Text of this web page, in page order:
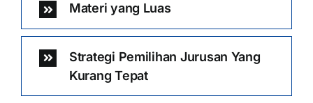
Materi yang Luas
Strategi Pemilihan Jurusan Yang
Kurang Tepat